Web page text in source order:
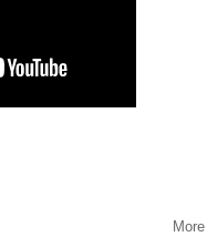
More